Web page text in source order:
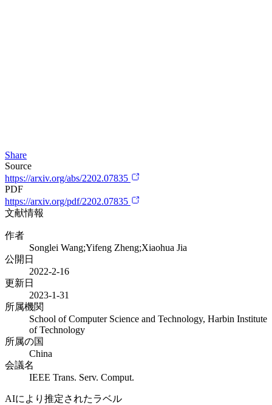
Share
Source
https://arxiv.org/abs/2202.07835
PDF
https://arxiv.org/pdf/2202.07835
文献情報
作者
Songlei Wang;Yifeng Zheng;Xiaohua Jia
公開日
2022-2-16
更新日
2023-1-31
所属機関
School of Computer Science and Technology, Harbin Institute
of Technology
所属の国
China
会議名
IEEE Trans. Serv. Comput.
AIにより推定されたラベル